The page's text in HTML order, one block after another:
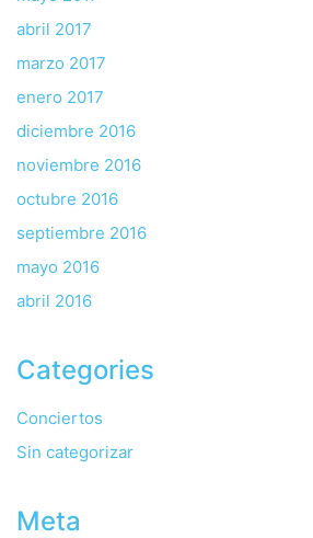
abril 2017
marzo 2017
enero 2017
diciembre 2016
noviembre 2016
octubre 2016
septiembre 2016
mayo 2016
abril 2016
Categories
Conciertos
Sin categorizar
Meta